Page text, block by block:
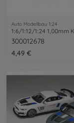
Auto Modellbau 1:24
300012678
4,49 €